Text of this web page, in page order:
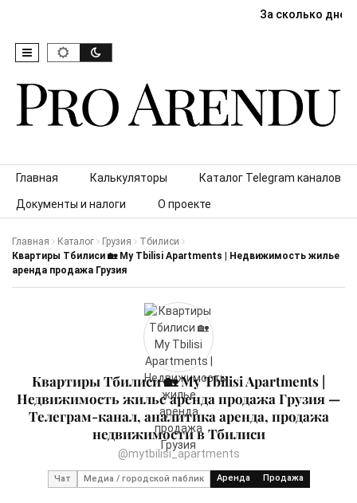
За сколько дней
Skip to content
Главная Калькуляторы Каталог Telegram каналов
Документы и налоги О проекте
Главная Каталог Грузия
Тбилиси
Квартиры Тбилиси 🏡 My Tbilisi Apartments | Недвижимость жилье
аренда продажа Грузия
Квартиры Тбилиси 🏡 My Tbilisi Apartments |
Недвижимость жилье аренда продажа Грузия —
Телеграм-канал, аналитика аренда, продажа
недвижимости в Тбилиси
@mytbilisi_apartments
Чат Медиа / городской паблик Аренда Продажа